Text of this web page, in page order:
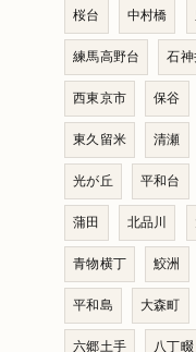
桜台 中村橋
練馬高野台 石神
西東京市 保谷
東久留米 清瀬
光が丘 平和台
蒲田 北品川
青物横丁 鮫洲
平和島 大森町
六郷土手 八丁畷